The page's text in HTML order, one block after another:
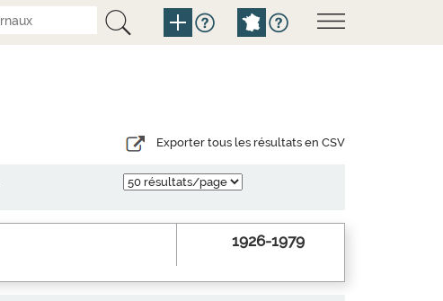
Exporter tous les résultats en CSV
1926-1979